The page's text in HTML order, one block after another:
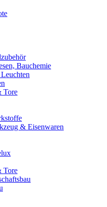
Bauchemie
Tore
& Eisenwaren
Tore